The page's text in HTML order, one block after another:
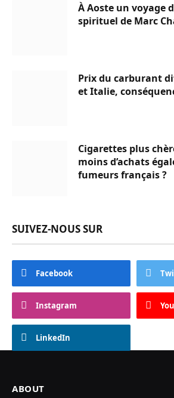
À Aoste un voyage
spirituel de Marc
Prix du carburant
et Italie,
Cigarettes plus
moins d’achats
fumeurs français ?
SUIVEZ-NOUS SUR
Facebook
Instagram
LinkedIn
ABOUT